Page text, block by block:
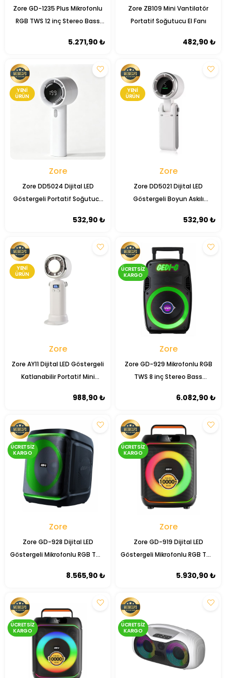
Zore GD-1235 Plus Mikrofonlu
RGB TWS 12 inç Stereo Bass
5.271,90 ₺
Zore ZB109 Mini Vantilatör
Portatif Soğutucu El Fanı
482,90 ₺
Zore
Zore DD5024 Dijital LED
Göstergeli Portatif Soğutucu
YENI
ÜRÜN
532,90 ₺
Zore
Zore DD5021 Dijital LED
Göstergeli Boyun Askılı
Soğutucu El Fanı
YENI
ÜRÜN
532,90 ₺
Zore
Zore AY11 Dijital LED Göstergeli
Katlanabilir Portatif Mini
YENI
ÜRÜN
988,90 ₺
Zore
Zore GD-929 Mikrofonlu RGB
TWS 8 inç Stereo Bass
ÜCRETSIZ
KARGO
6.082,90 ₺
Zore
Zore GD-928 Dijital LED
Göstergeli Mikrofonlu RGB TWS
Karaoke Hoparlör
ÜCRETSIZ
KARGO
8.565,90 ₺
Zore
Zore GD-919 Dijital LED
Göstergeli Mikrofonlu RGB TWS
Karaoke Hoparlör
ÜCRETSIZ
KARGO
5.930,90 ₺
ÜCRETSIZ
KARGO
ÜCRETSIZ
KARGO